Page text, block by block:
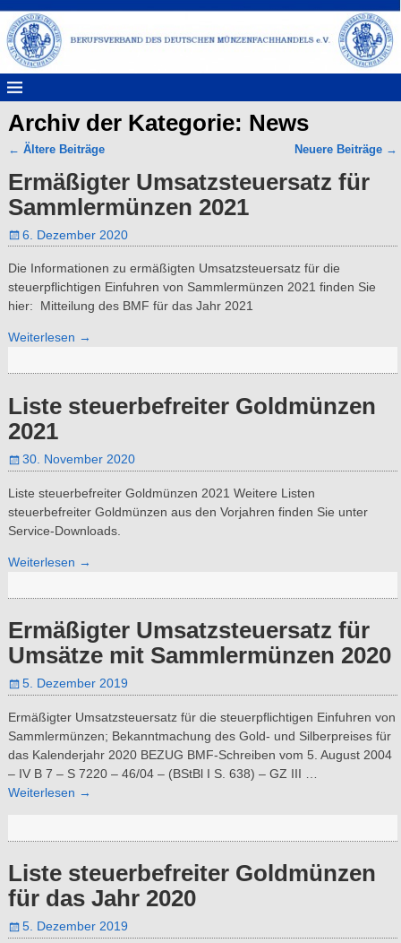
Archiv der Kategorie: News
← Ältere Beiträge Neuere Beiträge →
Ermäßigter Umsatzsteuersatz für
Sammlermünzen 2021
6. Dezember 2020
Die Informationen zu ermäßigten Umsatzsteuersatz für die
steuerpflichtigen Einfuhren von Sammlermünzen 2021 finden Sie
hier: Mitteilung des BMF für das Jahr 2021
Weiterlesen →
Liste steuerbefreiter Goldmünzen
2021
30. November 2020
Liste steuerbefreiter Goldmünzen 2021 Weitere Listen
steuerbefreiter Goldmünzen aus den Vorjahren finden Sie unter
Service-Downloads.
Weiterlesen →
Ermäßigter Umsatzsteuersatz für
Umsätze mit Sammlermünzen 2020
5. Dezember 2019
Ermäßigter Umsatzsteuersatz für die steuerpflichtigen Einfuhren von
Sammlermünzen; Bekanntmachung des Gold- und Silberpreises für
das Kalenderjahr 2020 BEZUG BMF-Schreiben vom 5. August 2004
– IV B 7 – S 7220 – 46/04 – (BStBl I S. 638) – GZ III
Weiterlesen →
Liste steuerbefreiter Goldmünzen
für das Jahr 2020
5. Dezember 2019